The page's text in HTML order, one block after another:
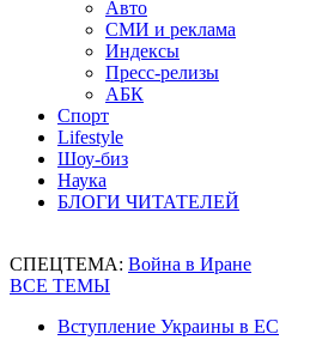
Авто
СМИ и реклама
Индексы
Пресс-релизы
АБК
Спорт
Lifestyle
Шоу-биз
Наука
БЛОГИ ЧИТАТЕЛЕЙ
СПЕЦТЕМА: Война в Иране
ВСЕ ТЕМЫ
Вступление Украины в ЕС